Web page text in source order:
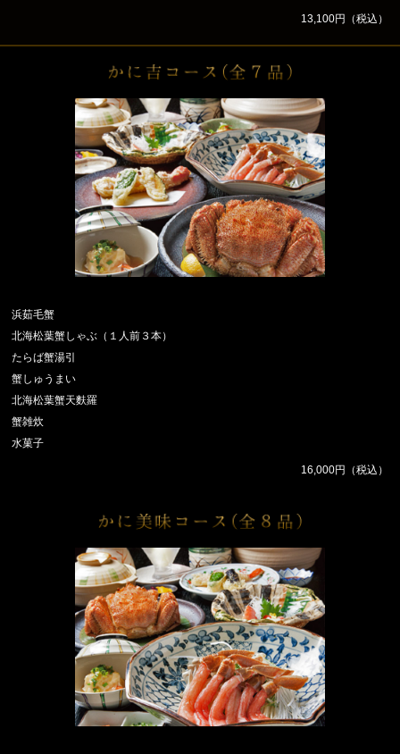
13,100円（税込）
浜茹毛蟹
北海松葉蟹しゃぶ（１人前３本）
たらば蟹湯引
蟹しゅうまい
北海松葉蟹天麩羅
蟹雑炊
水菓子
16,000円（税込）